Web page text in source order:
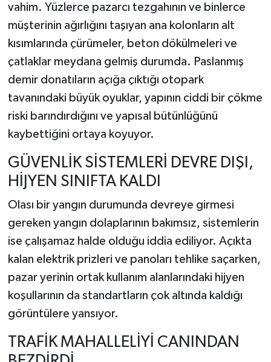
vahim. Yüzlerce pazarcı tezgahının ve binlerce
müşterinin ağırlığını taşıyan ana kolonların alt
kısımlarında çürümeler, beton dökülmeleri ve
çatlaklar meydana gelmiş durumda. Paslanmış
demir donatıların açığa çıktığı otopark
tavanındaki büyük oyuklar, yapının ciddi bir çökme
riski barındırdığını ve yapısal bütünlüğünü
kaybettiğini ortaya koyuyor.
GÜVENLİK SİSTEMLERİ DEVRE DIŞI,
HİJYEN SINIFTA KALDI
Olası bir yangın durumunda devreye girmesi
gereken yangın dolaplarının bakımsız, sistemlerin
ise çalışamaz halde olduğu iddia ediliyor. Açıkta
kalan elektrik prizleri ve panoları tehlike saçarken,
pazar yerinin ortak kullanım alanlarındaki hijyen
koşullarının da standartların çok altında kaldığı
görüntülere yansıyor.
TRAFİK MAHALLELİYİ CANINDAN